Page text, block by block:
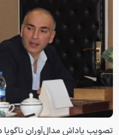
تصویب پاداش مدال‌آوران